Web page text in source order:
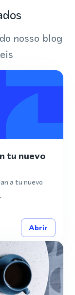
nosso blog
tu nuevo
a tu nuevo
Abrir